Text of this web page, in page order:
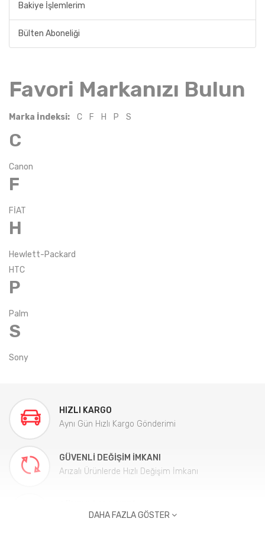
Bakiye İşlemlerim
Bülten Aboneliği
Favori Markanızı Bulun
Marka İndeksi: C F H P S
C
Canon
F
FİAT
H
Hewlett-Packard
HTC
P
Palm
S
Sony
HIZLI KARGO
Aynı Gün Hızlı Kargo Gönderimi
GÜVENLI DEĞIŞIM İMKANI
Arızalı Ürünlerde Hızlı Değişim İmkanı
%100 güvenli ödeme
DAHA FAZLA GÖSTER